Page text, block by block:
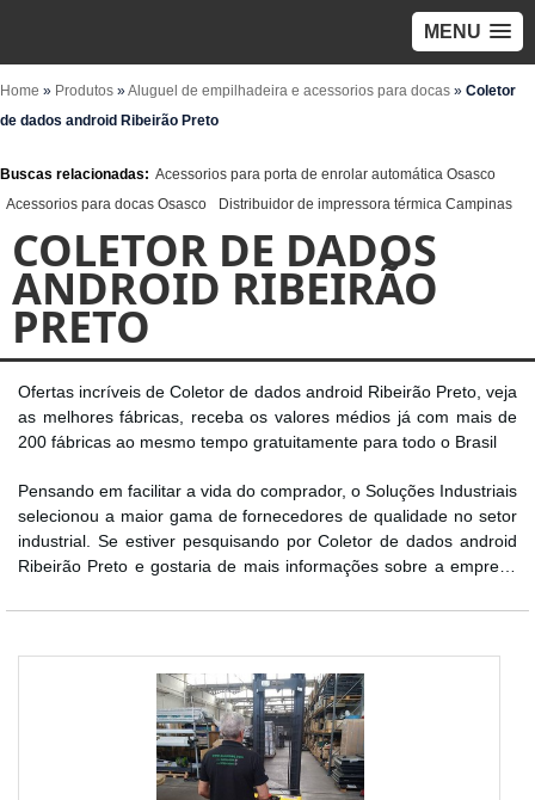
MENU
Home » Produtos »Aluguel de empilhadeira e acessorios para docas » Coletor
de dados android Ribeirão Preto
Buscas relacionadas: Acessorios para porta de enrolar automática Osasco
Acessorios para docas Osasco
Distribuidor de impressora térmica Campinas
COLETOR DE DADOS
ANDROID RIBEIRÃO
PRETO
Ofertas incríveis de Coletor de dados android Ribeirão Preto, veja
as melhores fábricas, receba os valores médios já com mais de
200 fábricas ao mesmo tempo gratuitamente para todo o Brasil
Pensando em facilitar a vida do comprador, o Soluções Industriais
selecionou a maior gama de fornecedores de qualidade no setor
industrial. Se estiver pesquisando por Coletor de dados android
Ribeirão Preto e gostaria de mais informações sobre a empresa